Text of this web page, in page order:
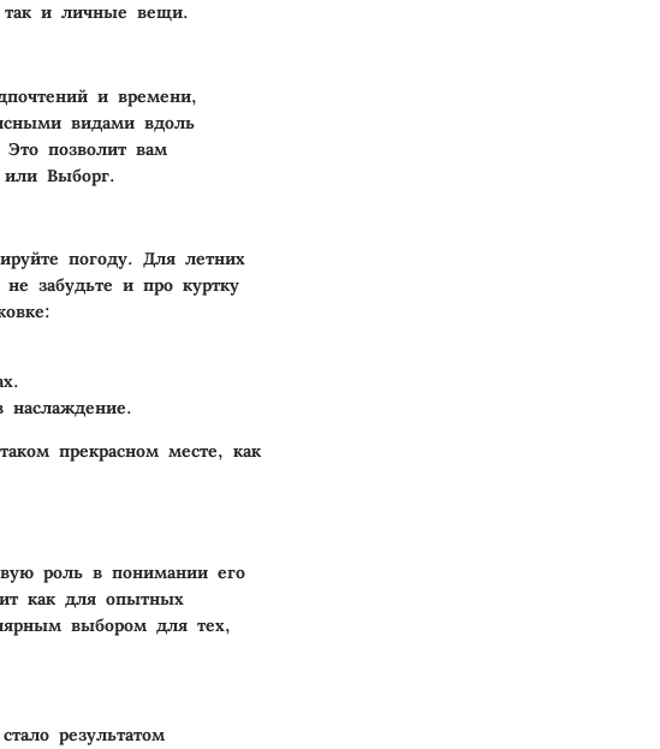
так и личные вещи.
и времени,
видами вдоль
Это позволит вам
или Выборг.
погоду. Для летних
забудьте и про куртку
наслаждение.
прекрасном месте, как
роль в понимании его
как для опытных
выбором для тех,
результатом